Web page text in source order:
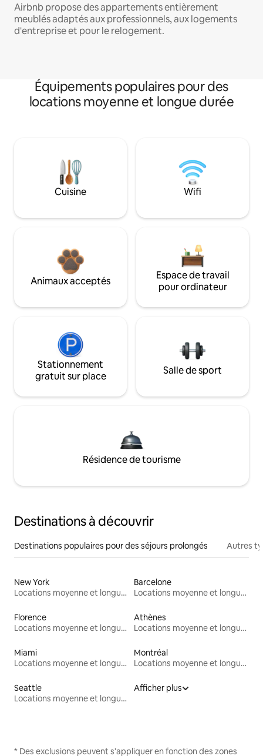
Airbnb propose des appartements entièrement
meublés adaptés aux professionnels, aux logements
d'entreprise et pour le relogement.
Équipements populaires pour des
locations moyenne et longue durée
Cuisine Wifi
Animaux acceptés
Espace de travail
pour ordinateur
Stationnement
gratuit sur place
Salle de sport
Résidence de tourisme
Destinations à découvrir
Destinations populaires pour des séjours prolongés Autres
New York
Locations moyenne et longue durée
Barcelone
Locations moyenne et longue durée
Florence
Locations moyenne et longue durée
Athènes
Locations moyenne et longue durée
Miami
Locations moyenne et longue durée
Montréal
Locations moyenne et longue durée
Seattle
Locations moyenne et longue durée
Afficher plus
* Des exclusions peuvent s'appliquer en fonction des zones